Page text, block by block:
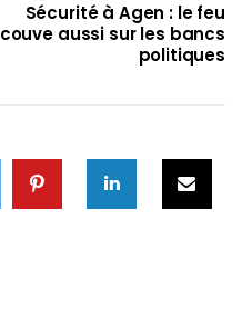
Sécurité à Agen : le feu
couve aussi sur les bancs
politiques